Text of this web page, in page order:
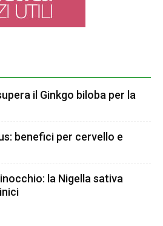
il Ginkgo biloba per la
benefici per cervello e
la Nigella sativa